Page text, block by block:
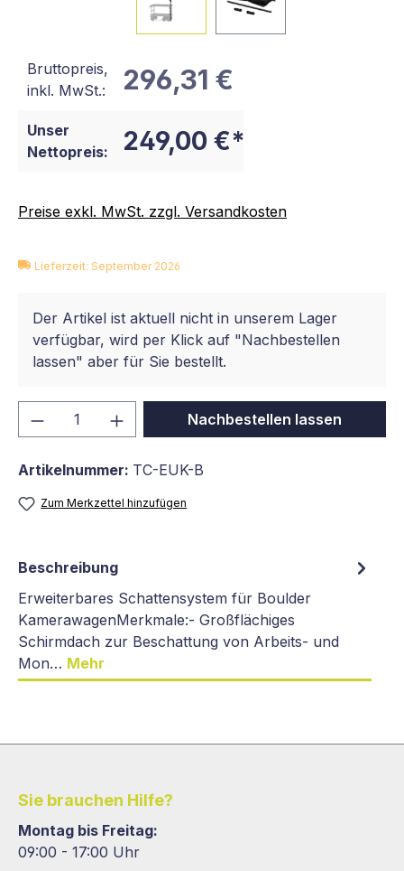
Bruttopreis,
inkl. MwSt.:
296,31 €
Unser
Nettopreis:
249,00 €*
Preise exkl. MwSt. zzgl. Versandkosten
Lieferzeit: September 2026
Der Artikel ist aktuell nicht in unserem Lager
verfügbar, wird per Klick auf "Nachbestellen
lassen" aber für Sie bestellt.
Produkt Anzahl: Gib denNachbestellen lassen
Artikelnummer: TC-EUK-B
Zum Merkzettel hinzufügen
Beschreibung
Erweiterbares Schattensystem für Boulder
KamerawagenMerkmale:- Großflächiges
Schirmdach zur Beschattung von Arbeits- und
Mon… Mehr
Sie brauchen Hilfe?
Montag bis Freitag:
09:00 - 17:00 Uhr